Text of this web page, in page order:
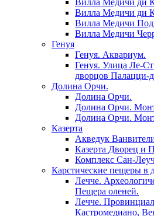
Вилла Медичи ди
Вилла Медичи ди
Вилла Медичи
Вилла Медичи
Генуя
Генуя. Аквариум.
Генуя. Улица Ле-
дворцов Палацци-
Долина Орчи.
Долина Орчи.
Долина Орчи.
Долина Орчи.
Казерта
Акведук
Казерта Дворец и
Комплекс Сан-
Карстические пещеры в
Лечче.
Пещера оленей.
Лечче.
Кастромедиано,